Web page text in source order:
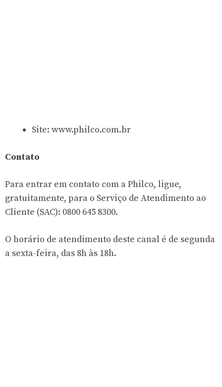
Site: www.philco.com.br
Contato
Para entrar em contato com a Philco, ligue,
gratuitamente, para o Serviço de Atendimento ao
Cliente (SAC): 0800 645 8300.
O horário de atendimento deste canal é de segunda
a sexta-feira, das 8h às 18h.